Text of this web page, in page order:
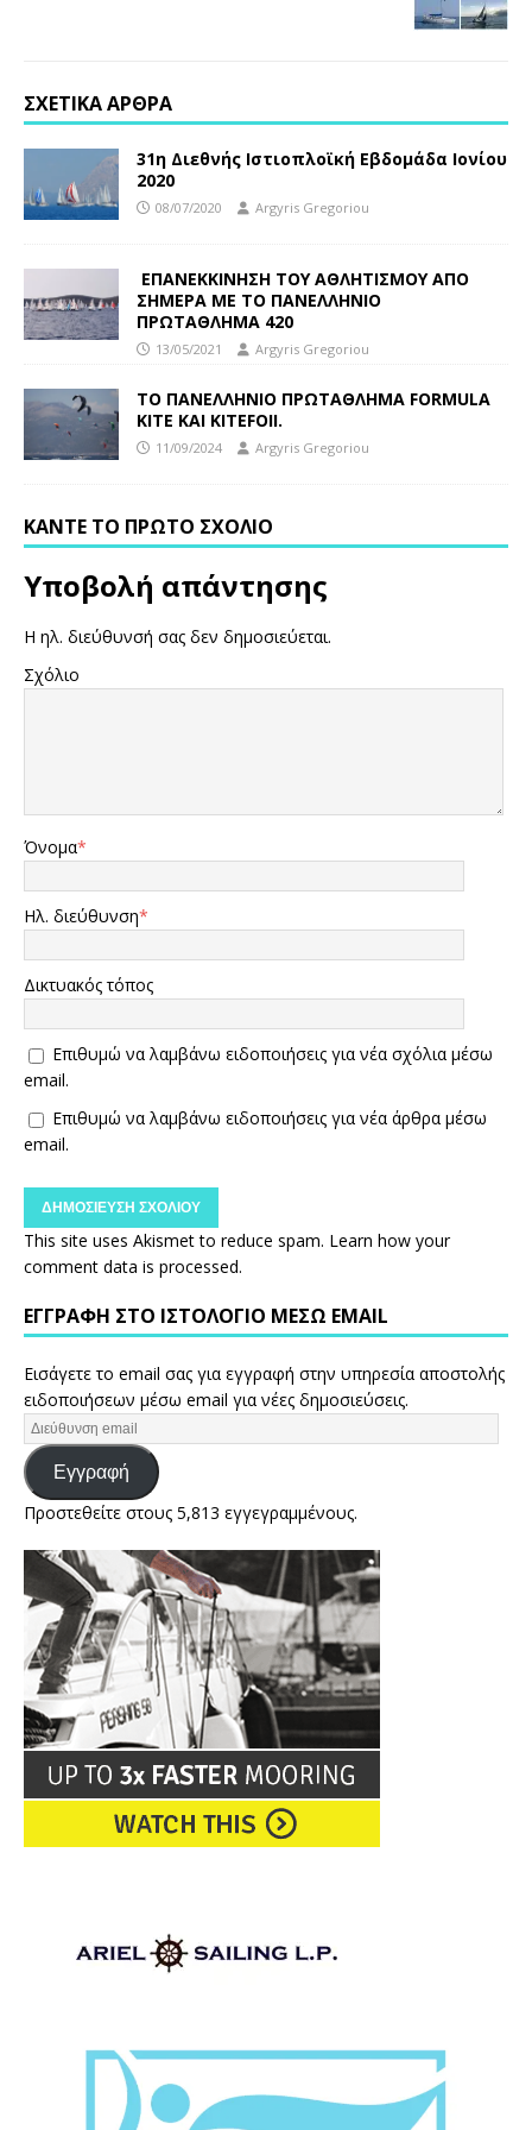
ΣΧΕΤΙΚΆ ΆΡΘΡΑ
31η Διεθνής Ιστιοπλοϊκή Εβδομάδα Ιονίου
2020
08/07/2020 Argyris Gregoriou
ΕΠΑΝΕΚΚΙΝΗΣΗ ΤΟΥ ΑΘΛΗΤΙΣΜΟΥ ΑΠΟ
ΣΗΜΕΡΑ ΜΕ ΤΟ ΠΑΝΕΛΛΗΝΙΟ
ΠΡΩΤΑΘΛΗΜΑ 420
13/05/2021 Argyris Gregoriou
ΤΟ ΠΑΝΕΛΛΗΝΙΟ ΠΡΩΤΑΘΛΗΜΑ FORMULA
KITE ΚΑΙ KITEFOII.
11/09/2024 Argyris Gregoriou
ΚΆΝΤΕ ΤΟ ΠΡΏΤΟ ΣΧΌΛΙΟ
Υποβολή απάντησης
Η ηλ. διεύθυνσή σας δεν δημοσιεύεται.
Σχόλιο
Όνομα*
Ηλ. διεύθυνση*
Δικτυακός τόπος
Επιθυμώ να λαμβάνω ειδοποιήσεις για νέα σχόλια μέσω
email.
Επιθυμώ να λαμβάνω ειδοποιήσεις για νέα άρθρα μέσω
email.
This site uses Akismet to reduce spam. Learn how your
comment data is processed.
ΕΓΓΡΑΦΉ ΣΤΟ ΙΣΤΟΛΌΓΙΟ ΜΈΣΩ EMAIL
Εισάγετε το email σας για εγγραφή στην υπηρεσία αποστολής
ειδοποιήσεων μέσω email για νέες δημοσιεύσεις.
Εγγραφή
Προστεθείτε στους 5,813 εγγεγραμμένους.